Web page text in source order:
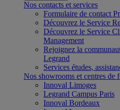
Nos contacts et services
Formulaire de contact
Découvrez le Service
Découvrez le Service
Management
Rejoignez la
Legrand
Services études,
Nos showrooms et centres de
Innoval Limoges
Legrand Campus Paris
Innoval Bordeaux